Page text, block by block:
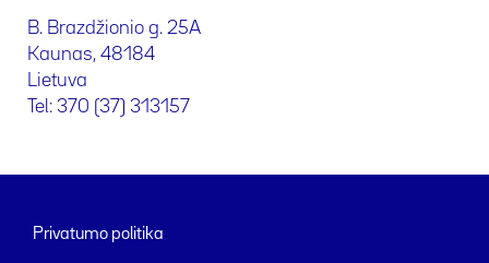
B. Brazdžionio g. 25A
Kaunas, 48184
Lietuva
Tel: 370 (37) 313157
Privatumo politika